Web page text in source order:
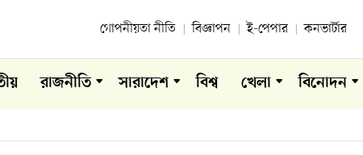
গোপনীয়তা নীতি বিজ্ঞাপন ই-পেপার কনভার্টার
রাজনীতি সারাদেশ বিশ্ব খেলা বিনোদন